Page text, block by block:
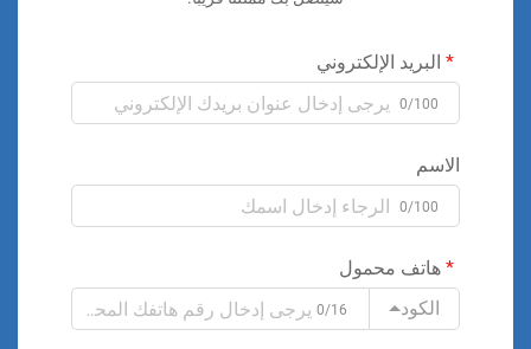
البريد الإلكتروني
0/100
الاسم
0/100
هاتف محمول
الكود
0/16